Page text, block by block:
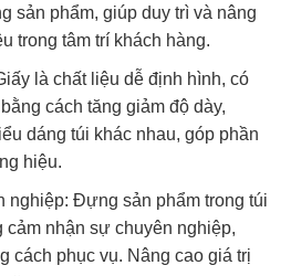
sản phẩm, giúp duy trì và nâng
trong tâm trí khách hàng.
là chất liệu dễ định hình, có
cách tăng giảm độ dày,
dáng túi khác nhau, góp phần
hiệu.
nghiệp: Đựng sản phẩm trong túi
cảm nhận sự chuyên nghiệp,
cách phục vụ. Nâng cao giá trị